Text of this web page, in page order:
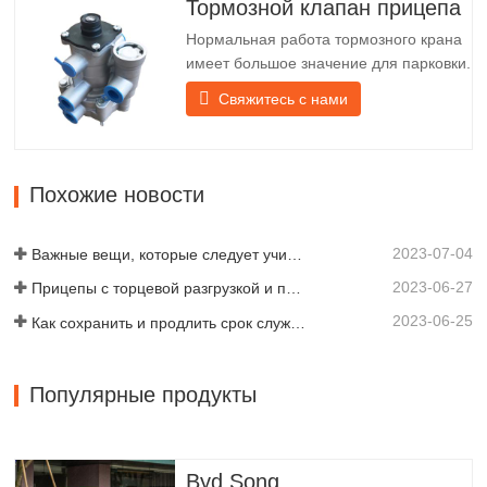
срока службы задней фонарной балки
перед абажуром крепится…
Тормозной клапан прицепа
Нормальная работа тормозного крана
имеет большое значение для парковки.
Он обеспечивает техническую
поддержку плавного торможения
производителей различных типов
научные…
Свяжитесь с нами
Похожие новости
2023-07-04
Прицепы с торцевой разгрузкой и прицепы с боковой разгрузкой: что лучше для вашего бизнеса? 2023-06-27
2023-06-25
Популярные продукты
Byd Song